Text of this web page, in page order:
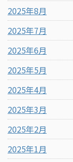
2025年8月
2025年7月
2025年6月
2025年5月
2025年4月
2025年3月
2025年2月
2025年1月